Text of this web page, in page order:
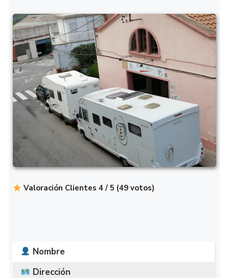
Valoración Clientes 4 / 5 (49 votos)
Nombre
Dirección